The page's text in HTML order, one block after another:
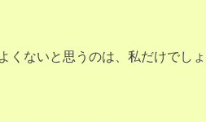
くないと思うのは、私だけでしょ